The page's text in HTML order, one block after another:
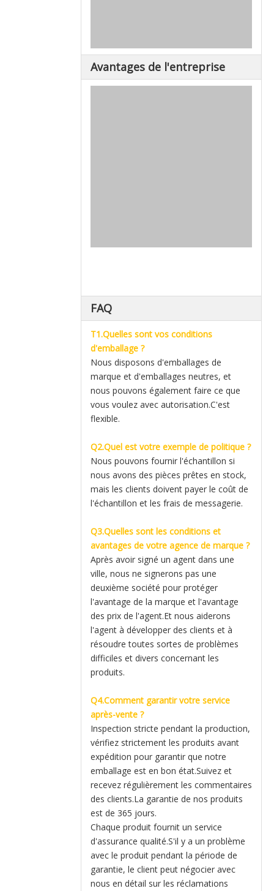
Avantages de l'entreprise
FAQ
T1.Quelles sont vos conditions
d'emballage ?
Nous disposons d'emballages de
marque et d'emballages neutres, et
nous pouvons également faire ce que
vous voulez avec autorisation.C'est
flexible.
Q2.Quel est votre exemple de politique ?
Nous pouvons fournir l'échantillon si
nous avons des pièces prêtes en stock,
mais les clients doivent payer le coût de
l'échantillon et les frais de messagerie.
Q3.Quelles sont les conditions et
avantages de votre agence de marque ?
Après avoir signé un agent dans une
ville, nous ne signerons pas une
deuxième société pour protéger
l'avantage de la marque et l'avantage
des prix de l'agent.Et nous aiderons
l'agent à développer des clients et à
résoudre toutes sortes de problèmes
difficiles et divers concernant les
produits.
Q4.Comment garantir votre service
après-vente ?
Inspection stricte pendant la production,
vérifiez strictement les produits avant
expédition pour garantir que notre
emballage est en bon état.Suivez et
recevez régulièrement les commentaires
des clients.La garantie de nos produits
est de 365 jours.
Chaque produit fournit un service
d'assurance qualité.S'il y a un problème
avec le produit pendant la période de
garantie, le client peut négocier avec
nous en détail sur les réclamations